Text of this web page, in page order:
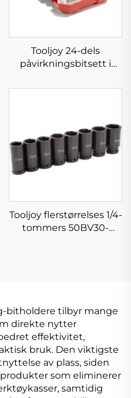
Tooljoy 24-dels
påvirkningsbitsett i
Tooljoy flerstørrelses 1/4-
tommers 50BV30-
bitholdere tilbyr mange
direkte nytter
effektivitet,
bruk. Den viktigste
av plass, siden
som eliminerer
samtidig